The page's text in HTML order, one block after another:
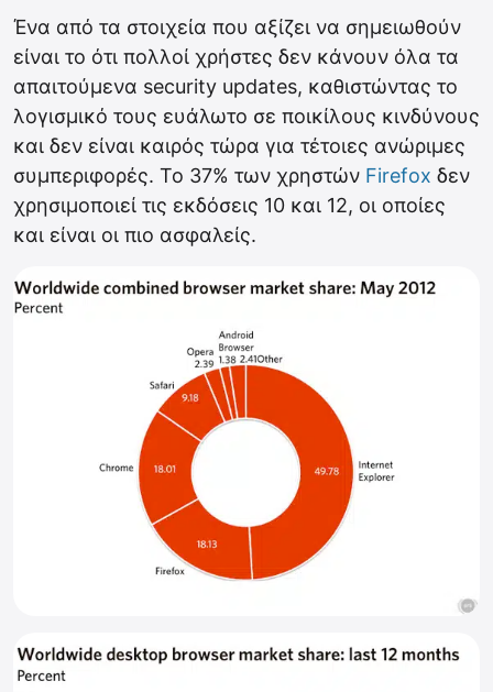
Ένα από τα στοιχεία που αξίζει να σημειωθούν
είναι το ότι πολλοί χρήστες δεν κάνουν όλα τα
απαιτούμενα security updates, καθιστώντας το
λογισμικό τους ευάλωτο σε ποικίλους κινδύνους
και δεν είναι καιρός τώρα για τέτοιες ανώριμες
συμπεριφορές. Το 37% των χρηστών Firefox δεν
χρησιμοποιεί τις εκδόσεις 10 και 12, οι οποίες
και είναι οι πιο ασφαλείς.